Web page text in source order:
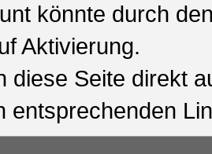
könnte durch
Aktivierung.
diese Seite direkt
entsprechenden